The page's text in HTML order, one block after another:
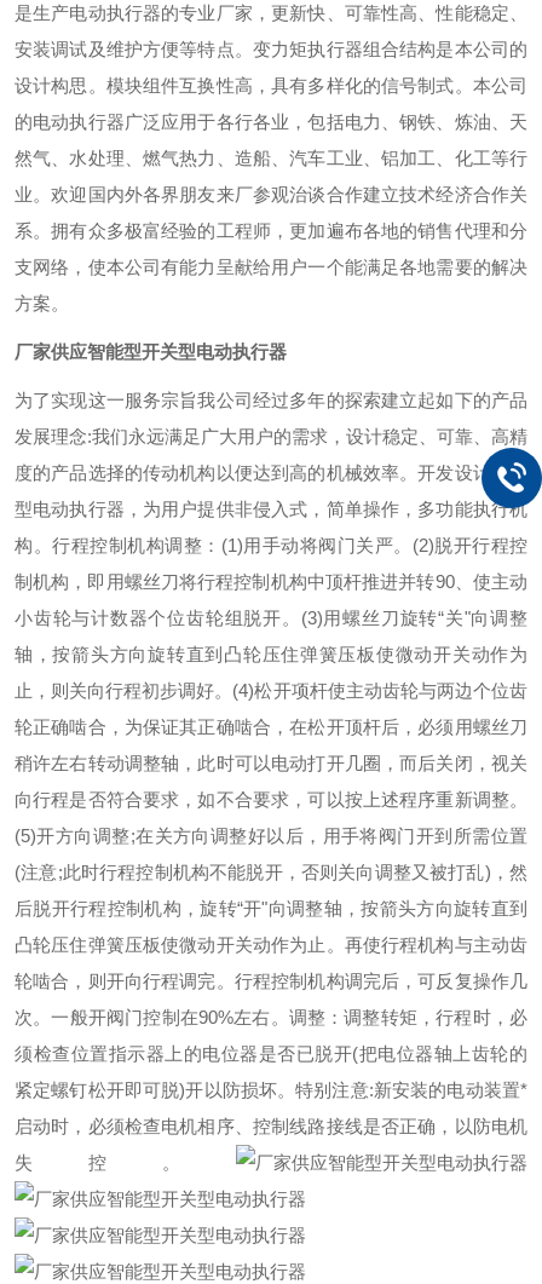
是生产电动执行器的专业厂家，更新快、可靠性高、性能稳定、
安装调试及维护方便等特点。变力矩执行器组合结构是本公司的
设计构思。模块组件互换性高，具有多样化的信号制式。本公司
的电动执行器广泛应用于各行各业，包括电力、钢铁、炼油、天
然气、水处理、燃气热力、造船、汽车工业、铝加工、化工等行
业。欢迎国内外各界朋友来厂参观治谈合作建立技术经济合作关
系。拥有众多极富经验的工程师，更加遍布各地的销售代理和分
支网络，使本公司有能力呈献给用户一个能满足各地需要的解决
方案。
厂家供应智能型开关型电动执行器
为了实现这一服务宗旨我公司经过多年的探索建立起如下的产品
发展理念:我们永远满足广大用户的需求，设计稳定、可靠、高精
度的产品选择的传动机构以便达到高的机械效率。开发设计智能
型电动执行器，为用户提供非侵入式，简单操作，多功能执行机
构。行程控制机构调整：(1)用手动将阀门关严。(2)脱开行程控
制机构，即用螺丝刀将行程控制机构中顶杆推进并转90、使主动
小齿轮与计数器个位齿轮组脱开。(3)用螺丝刀旋转“关"向调整
轴，按箭头方向旋转直到凸轮压住弹簧压板使微动开关动作为
止，则关向行程初步调好。(4)松开项杆使主动齿轮与两边个位齿
轮正确啮合，为保证其正确啮合，在松开顶杆后，必须用螺丝刀
稍许左右转动调整轴，此时可以电动打开几圈，而后关闭，视关
向行程是否符合要求，如不合要求，可以按上述程序重新调整。
(5)开方向调整;在关方向调整好以后，用手将阀门开到所需位置
(注意;此时行程控制机构不能脱开，否则关向调整又被打乱)，然
后脱开行程控制机构，旋转“开"向调整轴，按箭头方向旋转直到
凸轮压住弹簧压板使微动开关动作为止。再使行程机构与主动齿
轮啮合，则开向行程调完。行程控制机构调完后，可反复操作几
次。一般开阀门控制在90%左右。调整：调整转矩，行程时，必
须检查位置指示器上的电位器是否已脱开(把电位器轴上齿轮的
紧定螺钉松开即可脱)开以防损坏。特别注意:新安装的电动装置*
启动时，必须检查电机相序、控制线路接线是否正确，以防电机
失控。